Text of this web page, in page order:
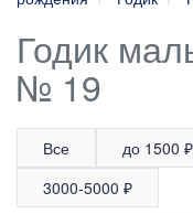
Годик
№ 19
Все до 1500 ₽
3000-5000 ₽